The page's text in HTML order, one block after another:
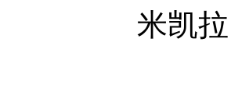
米凯拉·卡斯